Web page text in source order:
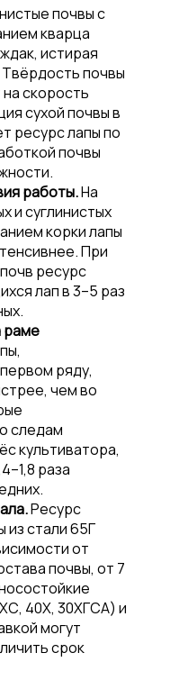
почвы с
кварца
истирая
почвы
скорость
сухой почвы в
ресурс лапы по
почвы
работы.На
и суглинистых
корки лапы
При
ресурс
лап в 3–5 раз
раме
ряду,
чем во
следам
культиватора,
раза
Ресурс
из стали 65Г
от
почвы, от 7
40Х, 30ХГСА) и
могут
срок